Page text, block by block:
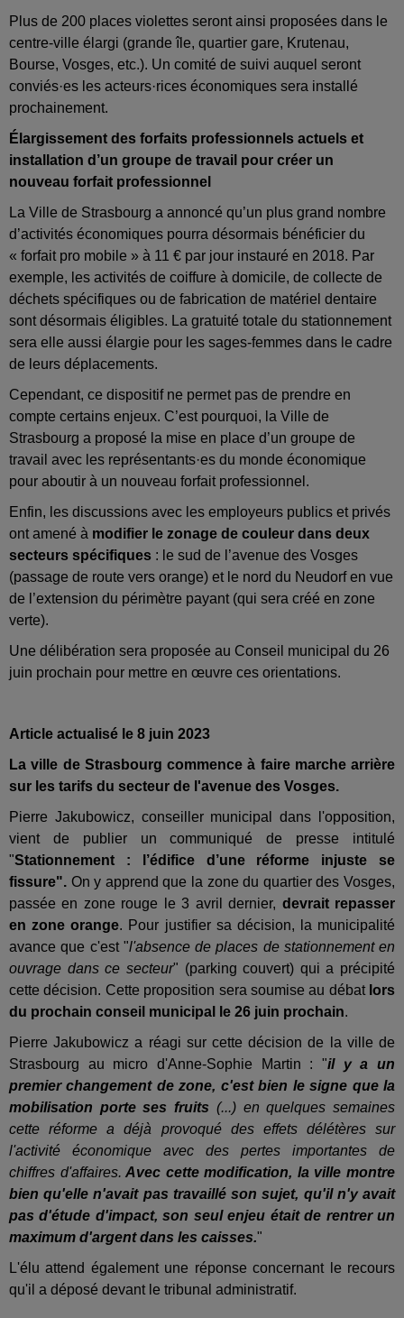
Plus de 200 places violettes seront ainsi proposées dans le
centre-ville élargi (grande île, quartier gare, Krutenau,
Bourse, Vosges, etc.). Un comité de suivi auquel seront
conviés·es les acteurs·rices économiques sera installé
prochainement.
Élargissement des forfaits professionnels actuels et
installation d’un groupe de travail pour créer un
nouveau forfait professionnel
La Ville de Strasbourg a annoncé qu’un plus grand nombre
d’activités économiques pourra désormais bénéficier du
« forfait pro mobile » à 11 € par jour instauré en 2018. Par
exemple, les activités de coiffure à domicile, de collecte de
déchets spécifiques ou de fabrication de matériel dentaire
sont désormais éligibles. La gratuité totale du stationnement
sera elle aussi élargie pour les sages-femmes dans le cadre
de leurs déplacements.
Cependant, ce dispositif ne permet pas de prendre en
compte certains enjeux. C’est pourquoi, la Ville de
Strasbourg a proposé la mise en place d’un groupe de
travail avec les représentants·es du monde économique
pour aboutir à un nouveau forfait professionnel.
Enfin, les discussions avec les employeurs publics et privés
ont amené à modifier le zonage de couleur dans deux
secteurs spécifiques : le sud de l’avenue des Vosges
(passage de route vers orange) et le nord du Neudorf en vue
de l’extension du périmètre payant (qui sera créé en zone
verte).
Une délibération sera proposée au Conseil municipal du 26
juin prochain pour mettre en œuvre ces orientations.
Article actualisé le 8 juin 2023
La ville de Strasbourg commence à faire marche arrière
sur les tarifs du secteur de l'avenue des Vosges.
Pierre Jakubowicz, conseiller municipal dans l'opposition,
vient de publier un communiqué de presse intitulé
"Stationnement : l’édifice d’une réforme injuste se
fissure". On y apprend que la zone du quartier des Vosges,
passée en zone rouge le 3 avril dernier, devrait repasser
en zone orange. Pour justifier sa décision, la municipalité
avance que c'est "l'absence de places de stationnement en
ouvrage dans ce secteur" (parking couvert) qui a précipité
cette décision. Cette proposition sera soumise au débat lors
du prochain conseil municipal le 26 juin prochain.
Pierre Jakubowicz a réagi sur cette décision de la ville de
Strasbourg au micro d'Anne-Sophie Martin : "il y a un
premier changement de zone, c'est bien le signe que la
mobilisation porte ses fruits (...) en quelques semaines
cette réforme a déjà provoqué des effets délétères sur
l'activité économique avec des pertes importantes de
chiffres d'affaires. Avec cette modification, la ville montre
bien qu'elle n'avait pas travaillé son sujet, qu'il n'y avait
pas d'étude d'impact, son seul enjeu était de rentrer un
maximum d'argent dans les caisses."
L'élu attend également une réponse concernant le recours
qu'il a déposé devant le tribunal administratif.